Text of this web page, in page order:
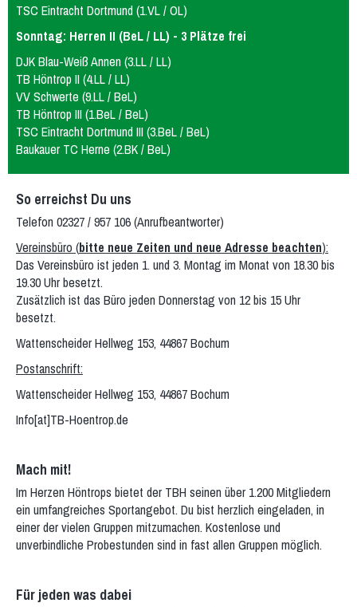
TSC Eintracht Dortmund (1.VL / OL)
Sonntag: Herren II (BeL / LL) - 3 Plätze frei
DJK Blau-Weiß Annen (3.LL / LL)
TB Höntrop II (4.LL / LL)
VV Schwerte (9.LL / BeL)
TB Höntrop III (1.BeL / BeL)
TSC Eintracht Dortmund III (3.BeL / BeL)
Baukauer TC Herne (2.BK / BeL)
So erreichst Du uns
Telefon 02327 / 957 106 (Anrufbeantworter)
Vereinsbüro (bitte neue Zeiten und neue Adresse beachten):
Das Vereinsbüro ist jeden 1. und 3. Montag im Monat von 18.30 bis
19.30 Uhr besetzt.
Zusätzlich ist das Büro jeden Donnerstag von 12 bis 15 Uhr
besetzt.
Wattenscheider Hellweg 153, 44867 Bochum
Postanschrift:
Wattenscheider Hellweg 153, 44867 Bochum
Info[at]TB-Hoentrop.de
Mach mit!
Im Herzen Höntrops bietet der TBH seinen über 1.200 Mitgliedern
ein umfangreiches Sportangebot. Du bist herzlich eingeladen, in
einer der vielen Gruppen mitzumachen. Kostenlose und
unverbindliche Probestunden sind in fast allen Gruppen möglich.
Für jeden was dabei